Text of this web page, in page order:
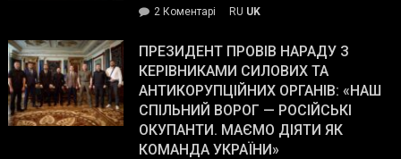
The
Street
Journal.
2 Коментарі
Південному
працівникам
ОПЗ
з
матеріального
резерву
RU UK
ПРЕЗИДЕНТ ПРОВІВ НАРАДУ З
КЕРІВНИКАМИ СИЛОВИХ ТА
АНТИКОРУПЦІЙНИХ ОРГАНІВ: «НАШ
СПІЛЬНИЙ ВОРОГ — РОСІЙСЬКІ
ОКУПАНТИ. МАЄМО ДІЯТИ ЯК
КОМАНДА УКРАЇНИ»